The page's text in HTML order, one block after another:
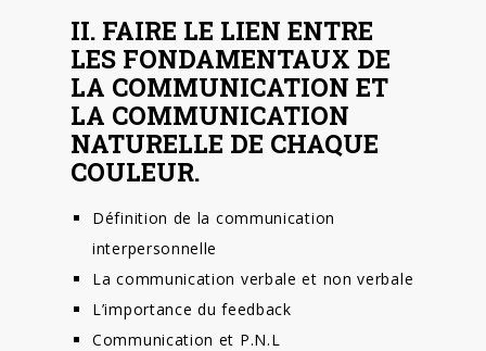
II. FAIRE LE LIEN ENTRE
LES FONDAMENTAUX DE
LA COMMUNICATION ET
LA COMMUNICATION
NATURELLE DE CHAQUE
COULEUR.
Définition de la communication
interpersonnelle
La communication verbale et non verbale
L’importance du feedback
Communication et P.N.L